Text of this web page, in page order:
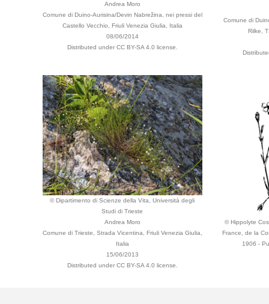
Andrea Moro
Comune di Duino-Aurisina/Devin Nabrežina, nei pressi del
Castello Vecchio, Friuli Venezia Giulia, Italia
08/06/2014
Distributed under CC BY-SA 4.0 license.
Comune di
Rilke,
© Dipartimento di Scienze della Vita, Università degli
Studi di Trieste
Andrea Moro
Comune di Trieste, Strada Vicentina, Friuli Venezia Giulia,
Italia
15/06/2013
Distributed under CC BY-SA 4.0 license.
© Hippolyte
France, de la
1906 -